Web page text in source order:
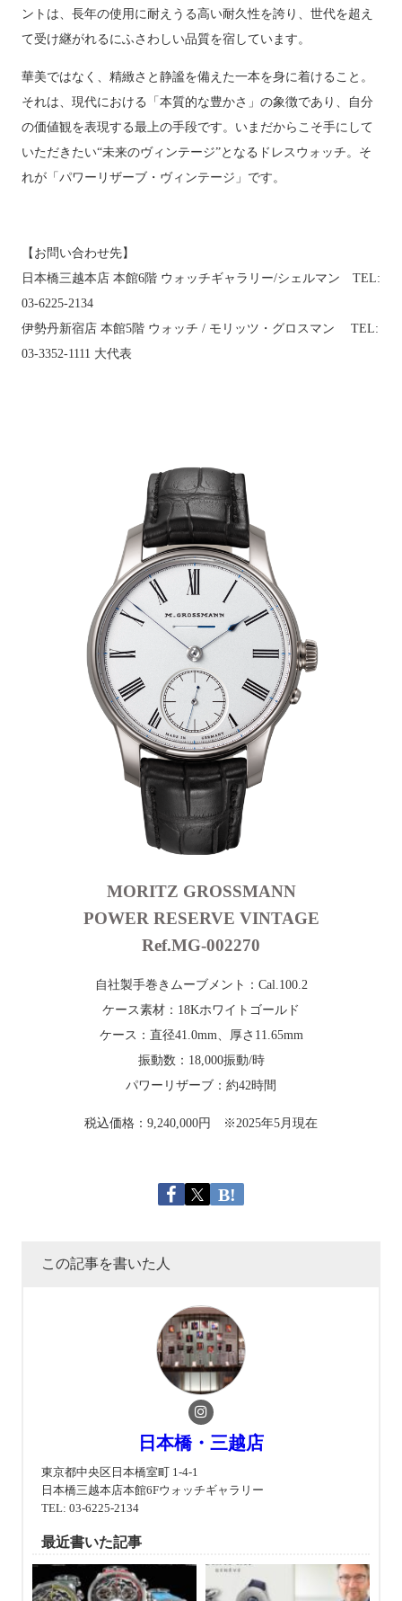
ントは、長年の使用に耐えうる高い耐久性を誇り、世代を超え
て受け継がれるにふさわしい品質を宿しています。
華美ではなく、精緻さと静謐を備えた一本を身に着けること。
それは、現代における「本質的な豊かさ」の象徴であり、自分
の価値観を表現する最上の手段です。いまだからこそ手にして
いただきたい“未来のヴィンテージ”となるドレスウォッチ。そ
れが「パワーリザーブ・ヴィンテージ」です。
【お問い合わせ先】
日本橋三越本店 本館6階 ウォッチギャラリー/シェルマン TEL:
03-6225-2134
伊勢丹新宿店 本館5階 ウォッチ / モリッツ・グロスマン TEL:
03-3352-1111 大代表
MORITZ GROSSMANN
POWER RESERVE VINTAGE
Ref.MG-002270
自社製手巻きムーブメント：Cal.100.2
ケース素材：18Kホワイトゴールド
ケース：直径41.0mm、厚さ11.65mm
振動数：18,000振動/時
パワーリザーブ：約42時間
税込価格：9,240,000円 ※2025年5月現在
この記事を書いた人
日本橋・三越店
東京都中央区日本橋室町 1-4-1
日本橋三越本店本館6Fウォッチギャラリー
TEL: 03-6225-2134
最近書いた記事